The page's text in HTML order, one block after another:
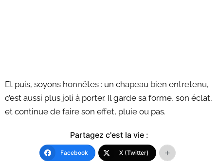
Et puis, soyons honnêtes : un chapeau bien entretenu,
c’est aussi plus joli à porter. Il garde sa forme, son éclat,
et continue de faire son effet, pluie ou pas.
Partagez c'est la vie :
Facebook X (Twitter)